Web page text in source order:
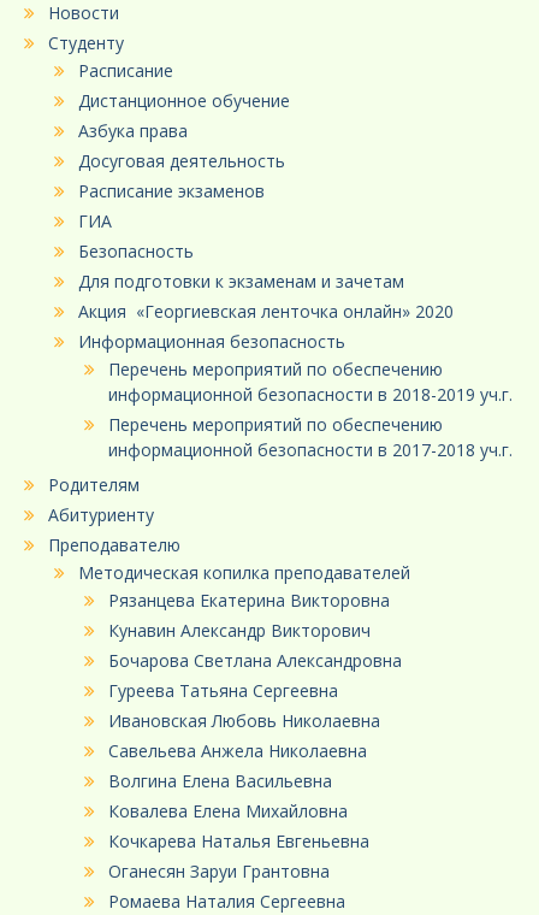
Новости
Студенту
Расписание
Дистанционное обучение
Азбука права
Досуговая деятельность
Расписание экзаменов
ГИА
Безопасность
Для подготовки к экзаменам и зачетам
Акция «Георгиевская ленточка онлайн» 2020
Информационная безопасность
Перечень мероприятий по обеспечению
информационной безопасности в 2018-2019 уч.г.
Перечень мероприятий по обеспечению
информационной безопасности в 2017-2018 уч.г.
Родителям
Абитуриенту
Преподавателю
Методическая копилка преподавателей
Рязанцева Екатерина Викторовна
Кунавин Александр Викторович
Бочарова Светлана Александровна
Гуреева Татьяна Сергеевна
Ивановская Любовь Николаевна
Савельева Анжела Николаевна
Волгина Елена Васильевна
Ковалева Елена Михайловна
Кочкарева Наталья Евгеньевна
Оганесян Заруи Грантовна
Ромаева Наталия Сергеевна